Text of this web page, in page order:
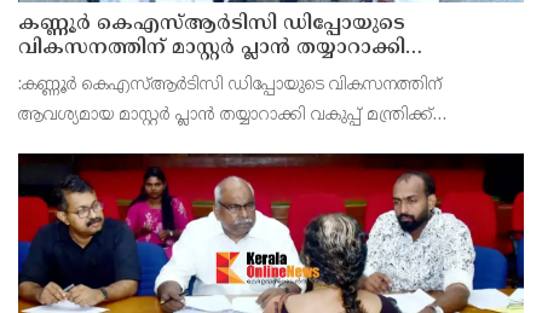
കണ്ണൂർ കെഎസ്ആർടിസി ഡിപ്പോയുടെ
വികസനത്തിന് മാസ്റ്റർ പ്ലാൻ തയ്യാറാക്കി
സമർപ്പിക്കും : ടി ഒ മോഹനൻ എം എൽ എ
:കണ്ണൂർ കെഎസ്ആർടിസി ഡിപ്പോയുടെ വികസനത്തിന്
ആവശ്യമായ മാസ്റ്റർ പ്ലാൻ തയ്യാറാക്കി വകുപ്പ് മന്ത്രിക്ക്
ഡിപ്പോയ്ക്ക് നാല് ഏക്കറിൽ അധികം വരുന്ന സ്ഥലമുണ്ട്